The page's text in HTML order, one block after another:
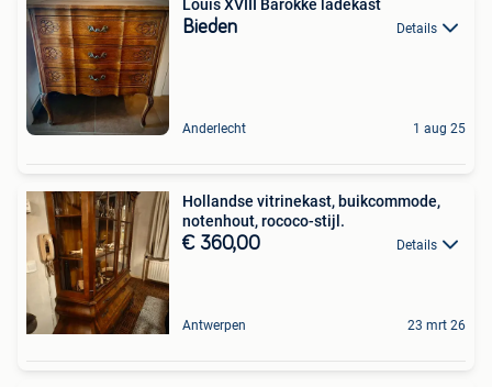
Louis XVIII Barokke ladekast
Bieden Details
Anderlecht 1 aug 25
Hollandse vitrinekast, buikcommode,
notenhout, rococo-stijl.
€ 360,00 Details
Antwerpen 23 mrt 26